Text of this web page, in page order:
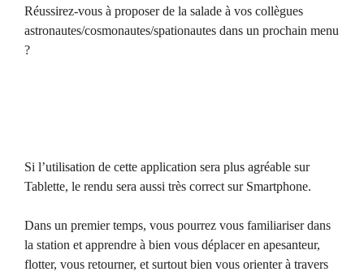
Réussirez-vous à proposer de la salade à vos collègues
astronautes/cosmonautes/spationautes dans un prochain menu
?
Si l’utilisation de cette application sera plus agréable sur
Tablette, le rendu sera aussi très correct sur Smartphone.
Dans un premier temps, vous pourrez vous familiariser dans
la station et apprendre à bien vous déplacer en apesanteur,
flotter, vous retourner, et surtout bien vous orienter à travers